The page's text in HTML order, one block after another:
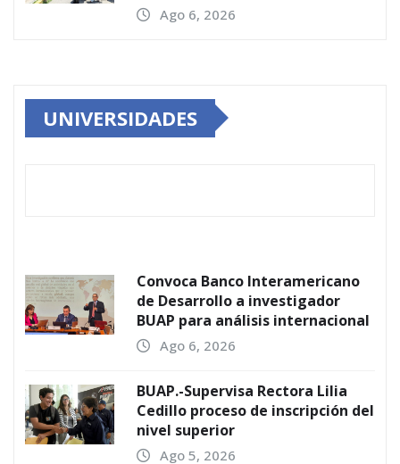
Ago 6, 2026
UNIVERSIDADES
Convoca Banco Interamericano
de Desarrollo a investigador
BUAP para análisis internacional
Ago 6, 2026
BUAP.-Supervisa Rectora Lilia
Cedillo proceso de inscripción del
nivel superior
Ago 5, 2026